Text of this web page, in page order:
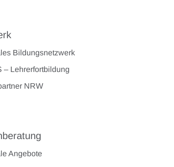
Bildungsnetzwerk
– Lehrerfortbildung
NRW
Angebote